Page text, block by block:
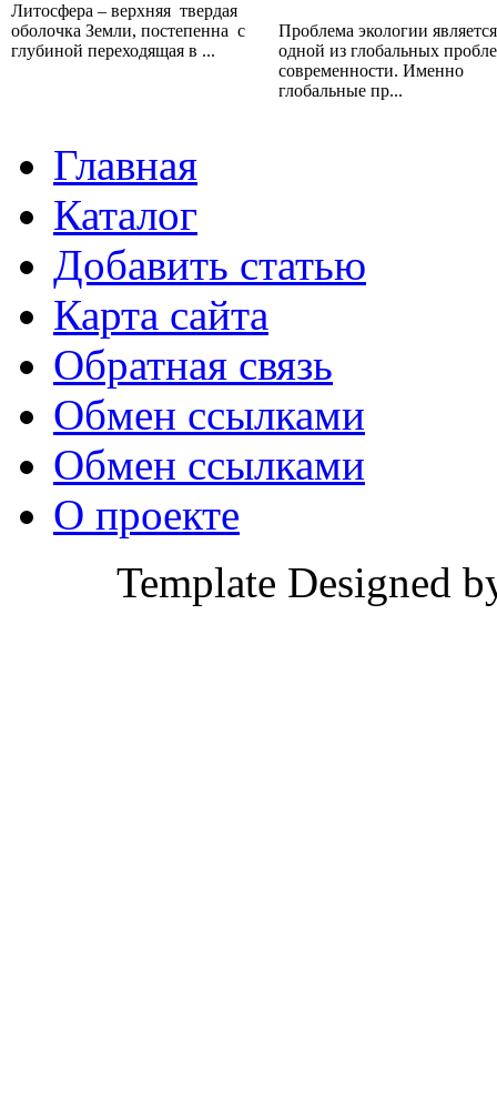
Литосфера – верхняя твердая
оболочка Земли, постепенна с
глубиной переходящая в ...
Проблема экологии является
одной из глобальных
современности. Именно
глобальные пр...
Главная
Каталог
Добавить статью
Карта сайта
Обратная связь
Обмен ссылками
Обмен ссылками
О проекте
Template Designed